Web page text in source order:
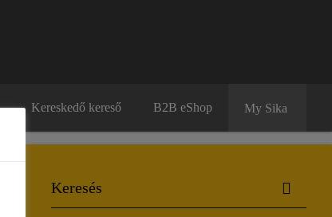
Kereskedő kereső B2B eShop My Sika